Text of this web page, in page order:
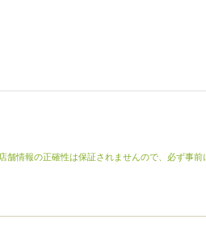
舗情報の正確性は保証されませんので、必ず事前